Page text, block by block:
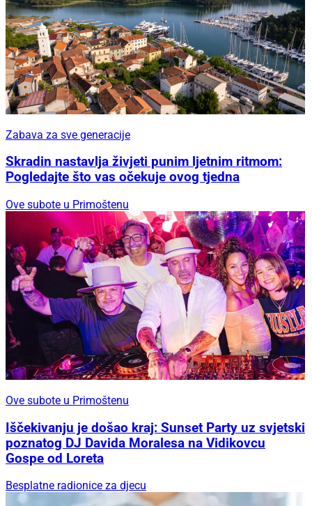
Zabava za sve generacije
Skradin nastavlja živjeti punim ljetnim ritmom:
Pogledajte što vas očekuje ovog tjedna
Ove subote u Primoštenu
Ove subote u Primoštenu
Iščekivanju je došao kraj: Sunset Party uz svjetski
poznatog DJ Davida Moralesa na Vidikovcu
Gospe od Loreta
Besplatne radionice za djecu